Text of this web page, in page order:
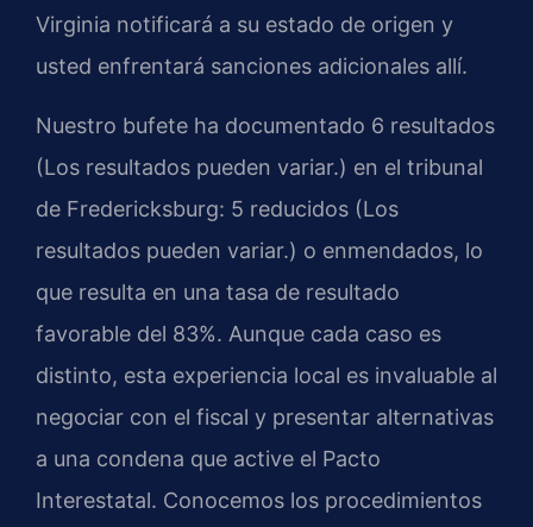
Virginia notificará a su estado de origen y
usted enfrentará sanciones adicionales allí.
Nuestro bufete ha documentado 6 resultados
(Los resultados pueden variar.) en el tribunal
de Fredericksburg: 5 reducidos (Los
resultados pueden variar.) o enmendados, lo
que resulta en una tasa de resultado
favorable del 83%. Aunque cada caso es
distinto, esta experiencia local es invaluable al
negociar con el fiscal y presentar alternativas
a una condena que active el Pacto
Interestatal. Conocemos los procedimientos